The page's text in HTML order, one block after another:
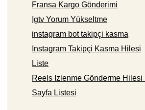
Fransa Kargo Gönderimi
Igtv Yorum Yükseltme
instagram bot takipçi kasma
Instagram Takipçi Kasma Hilesi
Liste
Reels Izlenme Gönderme Hilesi
Sayfa Listesi